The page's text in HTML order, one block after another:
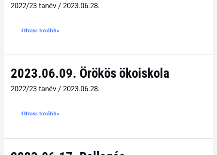
2022/23 tanév /2023.06.28.
Olvass tovább»
2023.06.09. Örökös ökoiskola
2022/23 tanév /2023.06.28.
2023.06.09.
Örökös
ökoiskola
Olvass tovább»
2023.06.17.